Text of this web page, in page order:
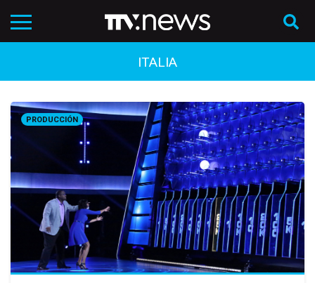
ITALIA
PRODUCCIÓN